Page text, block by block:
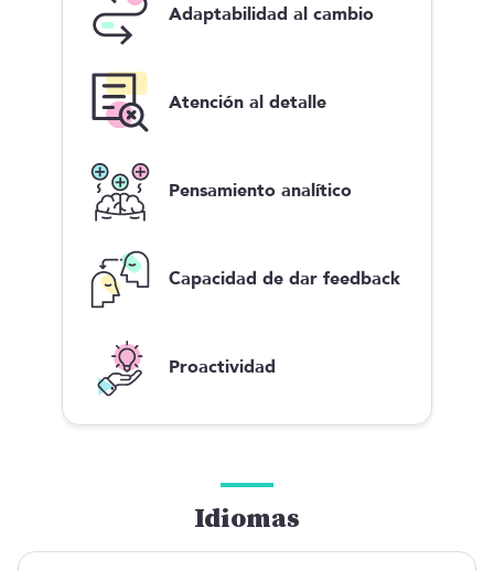
Adaptabilidad al cambio
Atención al detalle
Pensamiento analítico
Capacidad de dar feedback
Proactividad
Idiomas